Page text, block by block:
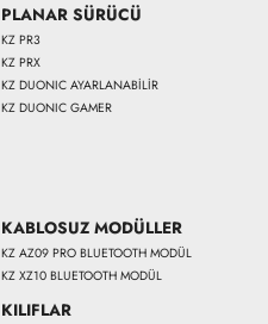
PLANAR SÜRÜCÜ
KZ PR3
KZ PRX
KZ DUONIC AYARLANABİLİR
KZ DUONIC GAMER
KABLOSUZ MODÜLLER
KZ AZ09 PRO BLUETOOTH MODÜL
KZ XZ10 BLUETOOTH MODÜL
KILIFLAR